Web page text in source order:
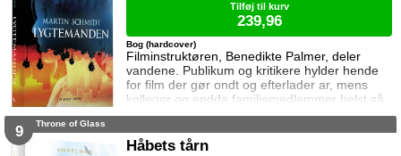
Filminstruktøren, Benedikte Palmer, deler
vandene. Publikum og kritikere hylder hende
for film der gør ondt og efterlader ar, mens
kolleger og endda familiemedlemmer helst så
hende forsvinde. Under en rejse til Los
miste livet. Da efterforskningen fortsætter
Bog (hardcover)
Tilføj til kurv
239,96
9 Throne of Glass
Håbets tårn